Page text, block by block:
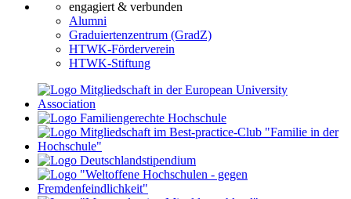
engagiert & verbunden
Alumni
Graduiertenzentrum (GradZ)
HTWK-Förderverein
HTWK-Stiftung